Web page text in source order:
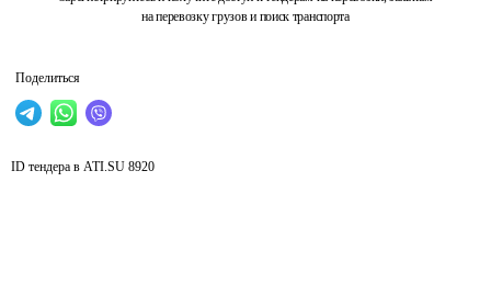
на перевозку грузов и поиск транспорта
Поделиться
ID тендера в ATI.SU 8920